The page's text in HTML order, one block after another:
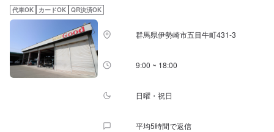
いて□作業中は無料の代車をご利用ください。※燃料代は、お客様負担となっ
ております。予め、ご了承ください。□パーツ持ち込みについて□パーツの持
ち込み可能です。オファーの際に持ち込みパーツの詳細をご入力ください。
【定休日・営業時間】定休日：祝日営業時間：9:00~19:00
代車OK カードOK QR決済OK
群馬県伊勢崎市五目牛町431-3
9:00 ~ 18:00
日曜・祝日
平均5時間で返信